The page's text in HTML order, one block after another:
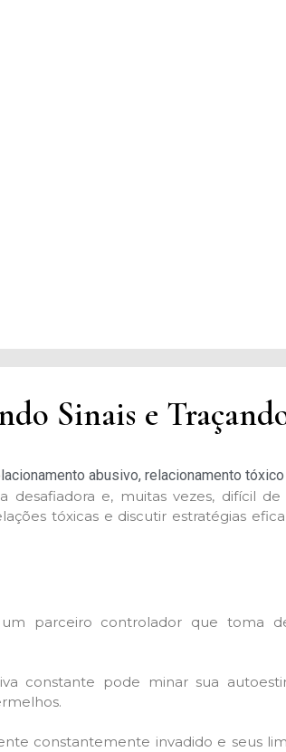
Sinais e
abusivo, relacionamento tóxico
e, muitas vezes, difícil de
tóxicas e discutir estratégias
parceiro controlador que toma
constante pode minar sua
constantemente invadido e seus